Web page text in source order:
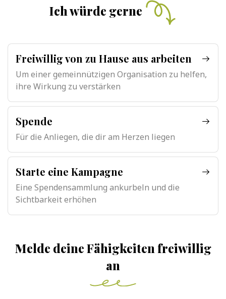
Ich würde gerne
Freiwillig von zu Hause aus arbeiten
Um einer gemeinnützigen Organisation zu helfen,
ihre Wirkung zu verstärken
Spende
Für die Anliegen, die dir am Herzen liegen
Starte eine Kampagne
Eine Spendensammlung ankurbeln und die
Sichtbarkeit erhöhen
Melde deine Fähigkeiten freiwillig
an